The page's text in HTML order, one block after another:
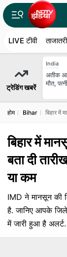
LIVE टीवी
ट्रेडिंग खबरें
India
अतीक
मौत,
होम Bihar बिहार में
बिहार में
बता दी
या कम
IMD ने मानसून की
है. जानिए आपके
में जारी हुआ है अलर्ट.